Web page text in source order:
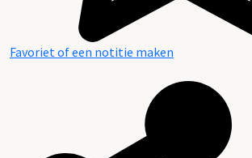
Favoriet of een notitie maken